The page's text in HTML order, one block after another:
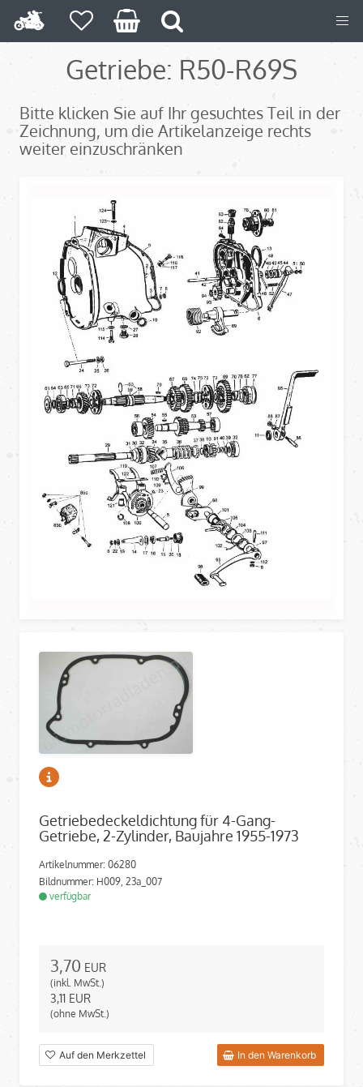
Getriebe: R50-R69S
Bitte klicken Sie auf Ihr gesuchtes Teil in der
Zeichnung, um die Artikelanzeige rechts
weiter einzuschränken
Getriebedeckeldichtung für 4-Gang-
Getriebe, 2-Zylinder, Baujahre 1955-1973
Artikelnummer: 06280
Bildnummer: H009, 23a_007
verfügbar
3,70 EUR
(inkl. MwSt.)
3,11 EUR
(ohne MwSt.)
Auf den Merkzettel In den Warenkorb